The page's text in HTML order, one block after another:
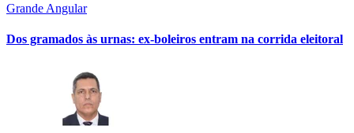
Grande Angular
Dos gramados às urnas: ex-boleiros entram na corrida eleitoral